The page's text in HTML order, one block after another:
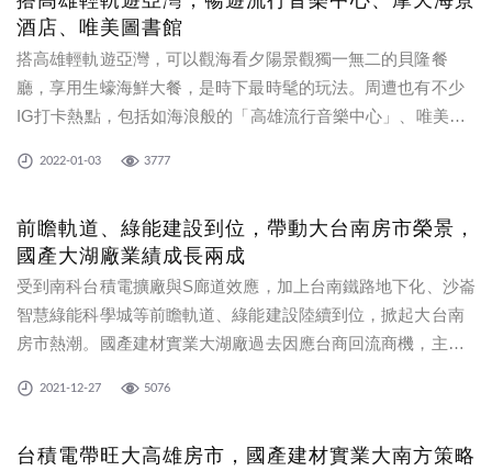
酒店、唯美圖書館
搭高雄輕軌遊亞灣，可以觀海看夕陽景觀獨一無二的貝隆餐
廳，享用生蠔海鮮大餐，是時下最時髦的玩法。周遭也有不少
IG打卡熱點，包括如海浪般的「高雄流行音樂中心」、唯美地
這些美建築都是由國產建材實業高雄廠供應，讓人看到高雄新
2022-01-03 3777
前瞻軌道、綠能建設到位，帶動大台南房市榮景，
國產大湖廠業績成長兩成
受到南科台積電擴廠與S廊道效應，加上台南鐵路地下化、沙崙
智慧綠能科學城等前瞻軌道、綠能建設陸續到位，掀起大台南
房市熱潮。國產建材實業大湖廠過去因應台商回流商機，主力
設，尤其是話題火熱的台南高鐵特區與沙崙綠能科學城，都有
2021-12-27 5076
台積電帶旺大高雄房市，國產建材實業大南方策略